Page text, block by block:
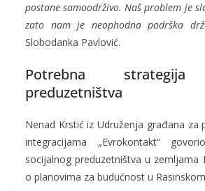
postane samoodrživo. Naš problem je
zato nam je neophodna podrška
Slobodanka Pavlović.
Potrebna strategija
preduzetništva
Nenad Krstić iz Udruženja građana za
integracijama „Evrokontakt“
socijalnog preduzetništva u zemljama
o planovima za budućnost u